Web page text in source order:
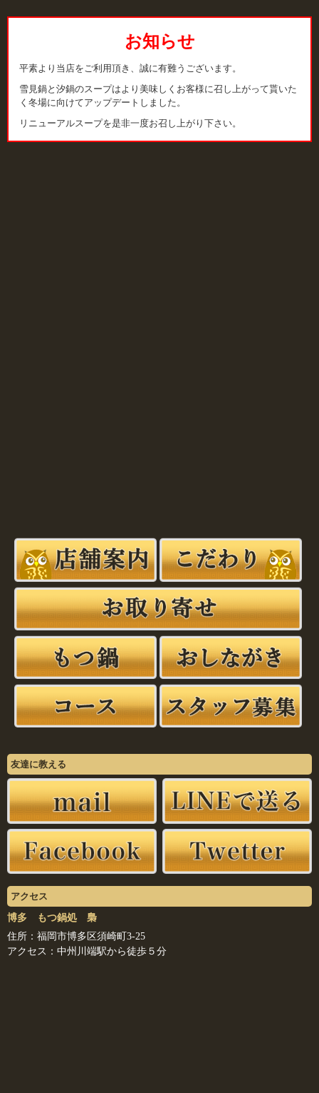
お知らせ
平素より当店をご利用頂き、誠に有難うございます。
雪見鍋と汐鍋のスープはより美味しくお客様に召し上がって貰いた
く冬場に向けてアップデートしました。
リニューアルスープを是非一度お召し上がり下さい。
友達に教える
アクセス
博多 もつ鍋処 梟
住所：福岡市博多区須崎町3-25
アクセス：中州川端駅から徒歩５分